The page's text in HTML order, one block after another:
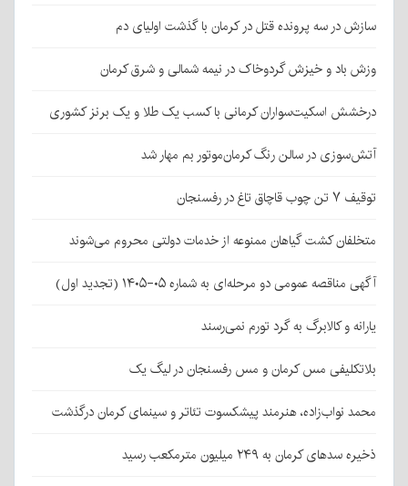
سازش در سه پرونده قتل در کرمان با گذشت اولیای دم
وزش باد و خیزش گردوخاک در نیمه شمالی و شرق کرمان
درخشش اسکیت‌سواران کرمانی با کسب یک طلا و یک برنز کشوری
آتش‌سوزی در سالن رنگ کرمان‌موتور بم مهار شد
توقیف ۷ تن چوب قاچاق تاغ در رفسنجان
متخلفان کشت گیاهان ممنوعه از خدمات دولتی محروم می‌شوند
آگهی مناقصه عمومی دو مرحله‌ای به شماره ۰۵-۱۴۰۵ (تجدید اول)
یارانه و کالابرگ به گرد تورم نمی‌رسند
بلاتکلیفی مس کرمان و مس رفسنجان در لیگ یک
محمد نواب‌زاده، هنرمند پیشکسوت تئاتر و سینمای کرمان درگذشت
ذخیره سدهای کرمان به ۲۴۹ میلیون مترمکعب رسید